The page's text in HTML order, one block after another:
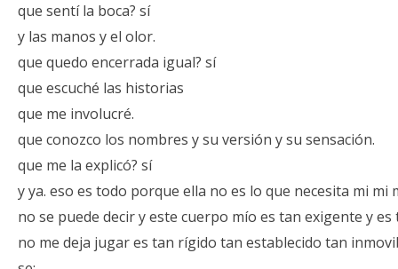
que sentí la boca? sí
y las manos y el olor.
que quedo encerrada igual? sí
que escuché las historias
que me involucré.
que conozco los nombres y su versión y su sensación.
que me la explicó? sí
y ya. eso es todo porque ella no es lo que necesita mi mi
no se puede decir y este cuerpo mío es tan exigente y es
no me deja jugar es tan rígido tan establecido tan